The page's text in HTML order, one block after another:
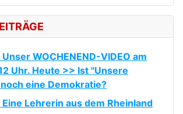
WOCHENEND-VIDEO am
Uhr. Heute >> Ist "Unsere
eine Demokratie?
Lehrerin aus dem Rheinland